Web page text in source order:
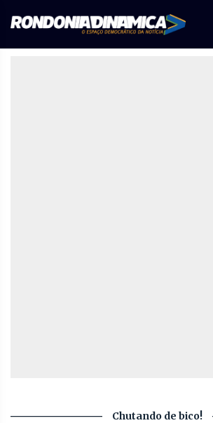
Chutando de bico!